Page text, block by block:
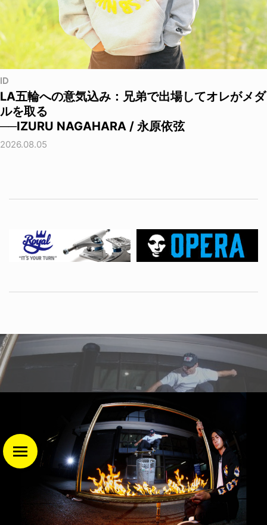
ID
LA五輪への意気込み：兄弟で出場してオレがメダ
ルを取る
──IZURU NAGAHARA / 永原依弦
2026.08.05